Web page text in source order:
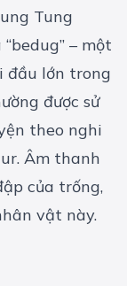
Tung
– một
đầu lớn trong
được sử
theo nghi
Âm thanh
của trống,
vật này.